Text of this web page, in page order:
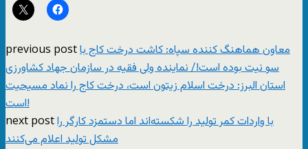
previous postمعاون هماهنگ کننده سپاه: کاشت درخت کاج با
سو نیت بوده است!/ نماینده ولی فقیه در سازمان جهاد کشاورزی
استان البرز: درخت اسلام زیتون است، درخت کاج را نماد مسیحیت
است!
next postبا واردات کمر تولید را شکسته‌اند اما دستمزد کارگر را
مشکل تولید اعلام می‌کنند